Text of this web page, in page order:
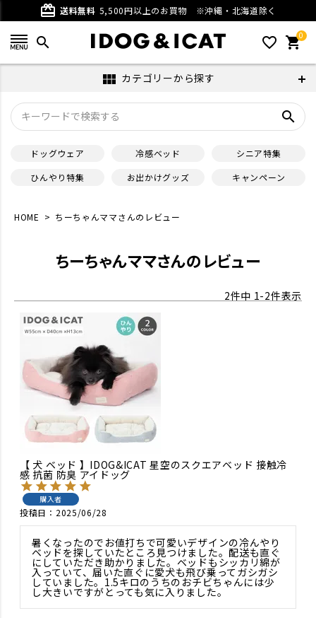
card_giftcard 送料無料 5,500円以上のお買物 ※沖縄・北海道除く
search favorite_outline 0
shopping_cart
view_module カテゴリーから探す
search
ドッグウェア 冷感ベッド
シニア特集
ひんやり特集
お出かけグッズ キャンペーン
HOME ちーちゃんママさんのレビュー
ちーちゃんママさんのレビュー
2件中 1-2件表示
【 犬 ベッド 】IDOG&ICAT 星空のスクエアベッド 接触冷
感 抗菌 防臭 アイドッグ
購入者
投稿日 2025/06/28
暑くなったのでお値打ちで可愛いデザインの冷んやり
ベッドを探していたところ見つけました。配送も直ぐ
にしていただき助かりました。ベッドもシッカリ綿が
入っていて、届いた直ぐに愛犬も飛び乗ってガシガシ
していました。1.5キロのうちのおチビちゃんには少
し大きいですがとっても気に入りました。